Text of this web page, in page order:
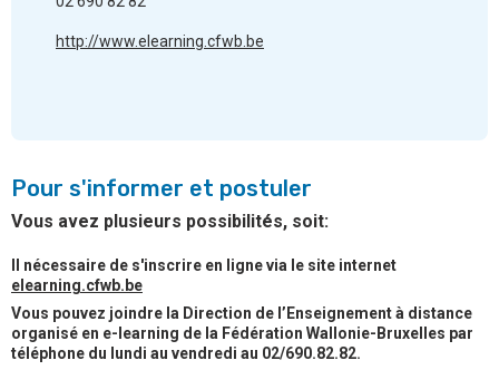
http://www.elearning.cfwb.be
Pour s'informer et postuler
Vous avez plusieurs possibilités, soit:
Il nécessaire de s'inscrire en ligne via le site internet
elearning.cfwb.be
Vous pouvez joindre la Direction de l’Enseignement à distance
organisé en e-learning de la Fédération Wallonie-Bruxelles par
téléphone du lundi au vendredi au 02/690.82.82.